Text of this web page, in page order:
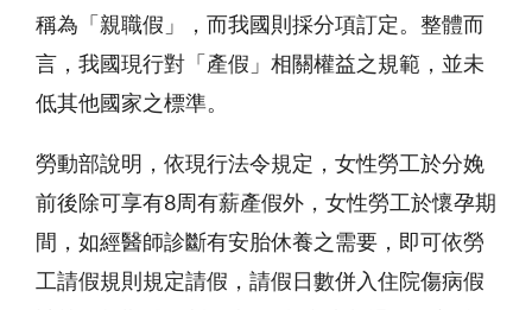
稱為「親職假」，而我國則採分項訂定。整體而
言，我國現行對「產假」相關權益之規範，並未
低其他國家之標準。
勞動部說明，依現行法令規定，女性勞工於分娩
前後除可享有8周有薪產假外，女性勞工於懷孕期
間，如經醫師診斷有安胎休養之需要，即可依勞
工請假規則規定請假，請假日數併入住院傷病假